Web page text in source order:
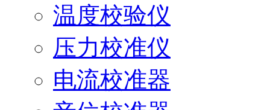
温度校验仪
压力校准仪
电流校准器